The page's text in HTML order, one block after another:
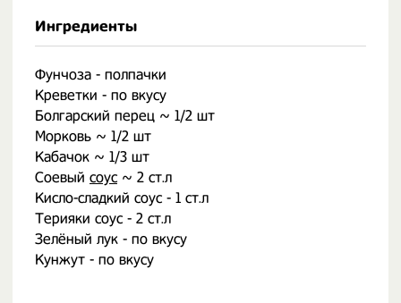
Ингредиенты
Фунчоза - полпачки
Креветки - по вкусу
Болгарский перец ~ 1/2 шт
Морковь ~ 1/2 шт
Кабачок ~ 1/3 шт
Соевый соус ~ 2 ст.л
Кисло-сладкий соус - 1 ст.л
Терияки соус - 2 ст.л
Зелёный лук - по вкусу
Кунжут - по вкусу